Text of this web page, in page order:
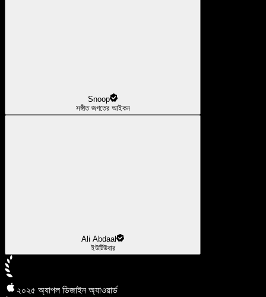
Snoop
সঙ্গীত জগতের আইকন
Ali Abdaal
ইউটিউবার
২০২৫ অ্যাপল ডিজাইন অ্যাওয়ার্ড